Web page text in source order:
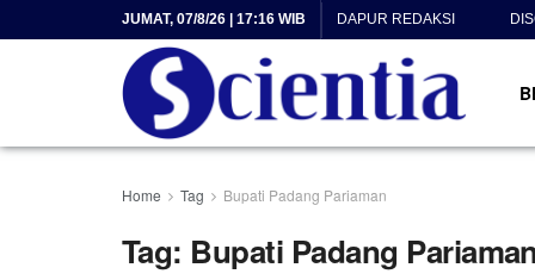
JUMAT, 07/8/26 | 17:16 WIB DAPUR REDAKSI
Home Tag Bupati Padang Pariaman
Tag: Bupati Padang